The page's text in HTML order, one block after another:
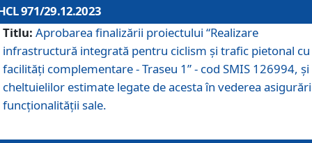
971/29.12.2023
Titlu: Aprobarea finalizării proiectului “Realizare
infrastructură integrată pentru ciclism şi trafic pietonal cu
facilităţi complementare - Traseu 1” - cod SMIS 126994, și
cheltuielilor estimate legate de acesta în vederea
funcționalității sale.